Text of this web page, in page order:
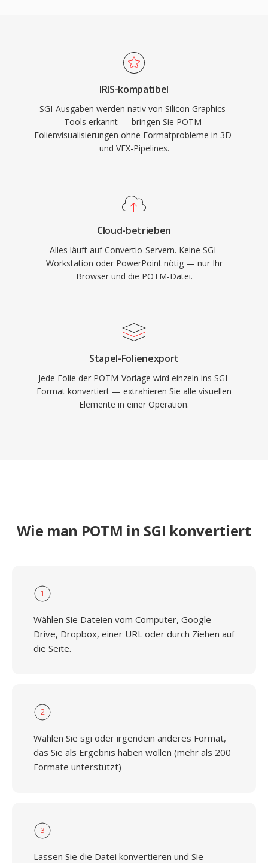
IRIS-kompatibel
SGI-Ausgaben werden nativ von Silicon Graphics-
Tools erkannt — bringen Sie POTM-
Folienvisualisierungen ohne Formatprobleme in 3D-
und VFX-Pipelines.
Cloud-betrieben
Alles läuft auf Convertio-Servern. Keine SGI-
Workstation oder PowerPoint nötig — nur Ihr
Browser und die POTM-Datei.
Stapel-Folienexport
Jede Folie der POTM-Vorlage wird einzeln ins SGI-
Format konvertiert — extrahieren Sie alle visuellen
Elemente in einer Operation.
Wie man POTM in SGI konvertiert
1
Wählen Sie Dateien vom Computer, Google
Drive, Dropbox, einer URL oder durch Ziehen auf
die Seite.
2
Wählen Sie sgi oder irgendein anderes Format,
das Sie als Ergebnis haben wollen (mehr als 200
Formate unterstützt)
3
Lassen Sie die Datei konvertieren und Sie